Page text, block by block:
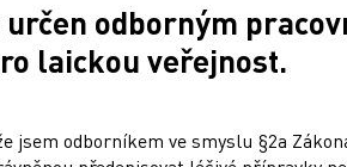
že dojde
rizik, hazard ratio [HR]
U pacientů
střední doba do vzplanutí
u placeba (graf 2 ). U většího
určen odborným
laickou veřejnost.
jsem odborníkem ve smyslu §2a